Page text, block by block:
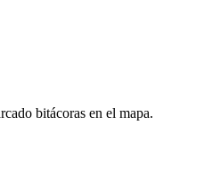
bitácoras en el mapa.